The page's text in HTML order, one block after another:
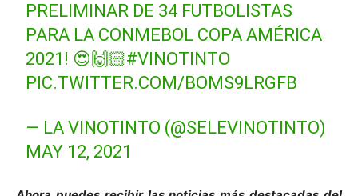
PRELIMINAR DE 34 FUTBOLISTAS
PARA LA CONMEBOL COPA AMÉRICA
2021! 😍🙌🏻#VINOTINTO
PIC.TWITTER.COM/BOMS9LRGFB
— LA VINOTINTO (@SELEVINOTINTO)
MAY 12, 2021